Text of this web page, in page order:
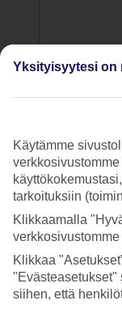
4/7
Yksityisyytesi on
Käytämme
tarkoituksiin
Klikkaamalla
Klikkaa
"Evästeasetukset"
siihen, että